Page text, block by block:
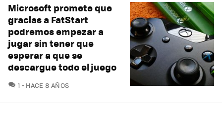
Microsoft promete que
gracias a FatStart
podremos empezar a
jugar sin tener que
esperar a que se
descargue todo el juego
1 COMENTARIOS
HACE 8 AÑOS